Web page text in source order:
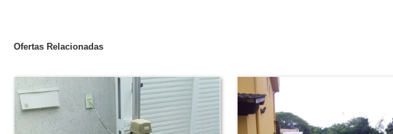
Ofertas Relacionadas